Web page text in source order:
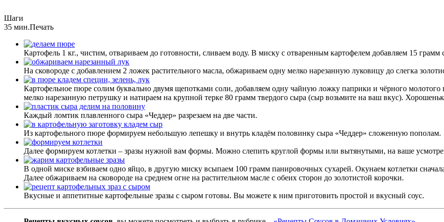
Шаги
35 мин.Печать
Картофель 1 кг., чистим, отвариваем до готовности, сливаем воду. В миску с отваренным картофелем добавляем 15
На сковороде с добавлением 2 ложек растительного масла, обжариваем одну мелко нарезанную луковицу до слегка
Картофельное пюре солим буквально двумя щепотками соли, добавляем одну чайную ложку паприки и чёрного
мелко нарезанную петрушку и натираем на крупной терке 80 грамм твердого сыра (сыр возьмите на ваш вкус).
Каждый ломтик плавленного сыра «Чеддер» разрезаем на две части.
Из картофельного пюре формируем небольшую лепешку и внутрь кладём половинку сыра «Чеддер» сложенную пополам.
Далее формируем котлетки – зразы нужной вам формы. Можно слепить круглой формы или вытянутыми, на ваше
В одной миске взбиваем одно яйцо, в другую миску всыпаем 100 грамм панировочных сухарей. Окунаем котлетки
Далее обжариваем на сковороде на среднем огне на растительном масле с обеих сторон до золотистой корочки.
Вкусные и аппетитные картофельные зразы с сыром готовы. Вы можете к ним приготовить простой и вкусный соус.